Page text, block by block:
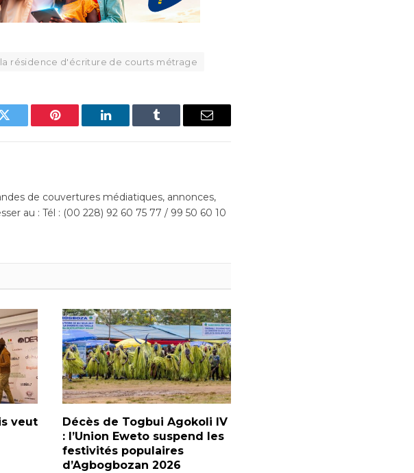
la résidence d'écriture de courts métrage
Twitter Pinterest LinkedIn Tumblr Email
de couvertures médiatiques, annonces,
au : Tél : (00 228) 92 60 75 77 / 99 50 60 10
veut
Décès de Togbui Agokoli IV
: l’Union Eweto suspend les
festivités populaires
d’Agbogbozan 2026